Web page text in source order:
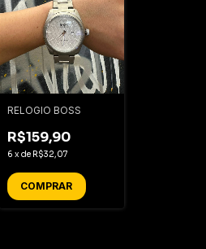
RELOGIO BOSS
R$159,90
6 xde R$32,07
COMPRAR